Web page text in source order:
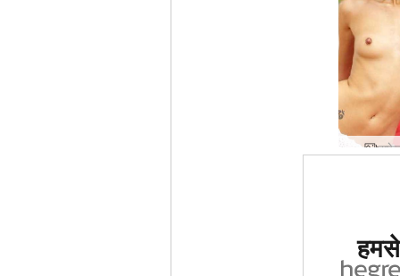
दुनिया
साइट